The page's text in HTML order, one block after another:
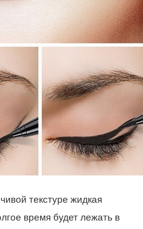
текстуре жидкая
время будет лежать в